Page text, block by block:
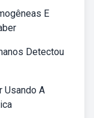
E
Detectou
Usando A